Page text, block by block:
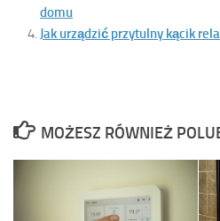
domu
Jak urządzić przytulny kącik
MOŻESZ RÓWNIEŻ